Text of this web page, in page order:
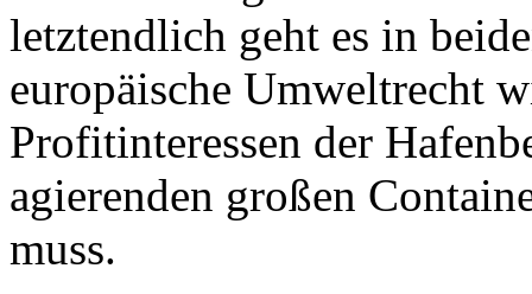
letztendlich geht es in
europäische Umweltrecht
Profitinteressen der
agierenden großen
muss.